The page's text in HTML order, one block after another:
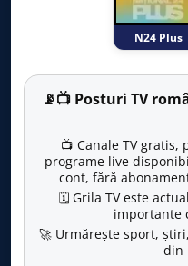
N24 Plus
📡📺 Posturi TV
📺 Canale TV
programe live
cont, fără
🗓️ Grila TV este
importante
🚀 Urmărește sport,
din